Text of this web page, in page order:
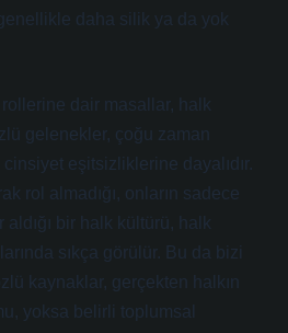
daha silik ya da yok
rollerine dair masallar, halk
gelenekler, çoğu zaman
eşitsizliklerine dayalıdır.
rol almadığı, onların sadece
bir halk kültürü, halk
sıkça görülür. Bu da bizi
kaynaklar, gerçekten halkın
yoksa belirli toplumsal